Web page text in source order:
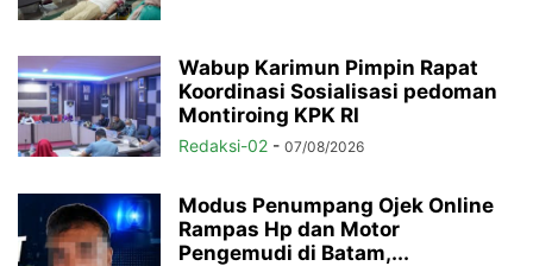
Wabup Karimun Pimpin Rapat
Koordinasi Sosialisasi pedoman
Montiroing KPK RI
Redaksi-02 - 07/08/2026
Modus Penumpang Ojek Online
Rampas Hp dan Motor
Pengemudi di Batam,...